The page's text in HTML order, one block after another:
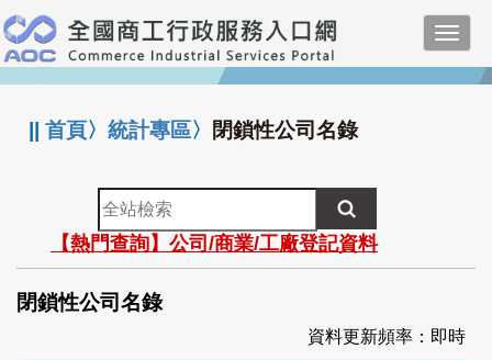
跳
到
主
要
:::
||首頁〉統計專區〉 閉鎖性公司名錄
全
站
檢
索
【熱門查詢】公司/商業/工廠登記資料
閉鎖性公司名錄
資料更新頻率：即時